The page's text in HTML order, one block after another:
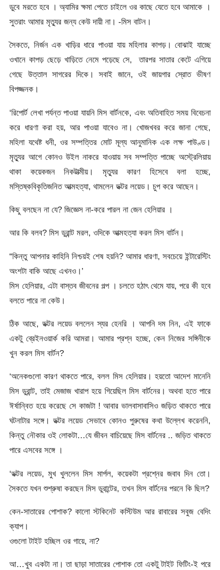
ডুবে মরতে হবে । অ্যামির ক্ষমা পেতে চাইলে ওর কাছে যেতে হবে আমাকে ।
সুতরাং আমার মৃত্যুর জন্য কেউ দায়ী না। -মিস বাটন।
সৈকতে, নির্জন এক খাড়ির ধারে পাওয়া যায় মহিলার কাপড়। বোঝাই যাচ্ছে
ওখানে কাপড় ছেড়ে খাড়িতে নেমে পড়েছে সে, তারপর সাতার কেটে এগিয়ে
গেছে উত্তাল সাগরের দিকে। সবাই জানে, ওই জায়গার স্রোত ভীষণ
বিপজ্জনক।
‘রিপোর্ট লেখা পর্যন্ত পাওয়া যায়নি মিস বার্টনকে, এবং অতিবাহিত সময় বিবেচনা
করে ধারণা করা হয়, আর পাওয়া যাবেও না। খোজখবর করে জানা গেছে,
মহিলা যথেষ্ট ধনী, ওর সম্পত্তির মোট মূল্য আনুমানিক এক লক্ষ পাউণ্ড।
মৃত্যুর আগে কোনও উইল নাকরে যাওয়ায় সব সম্পত্তি পাচ্ছে অস্ট্রেলিয়ায়
থাকা কয়েকজন নিকটাত্মীয়। মৃত্যুর কারণ হিসেবে বলা হচ্ছে,
মস্তিষ্কবিকৃতিজনিত আত্মহত্যা, থামলেন ডক্টর লয়েড। চুপ করে আছেন।
কিছু বলছেন না যে? জিজ্ঞেস না-করে পারল না জেন হেলিয়ার ।
আর কি বলব? মিস ডুরান্ট মরল, ওদিকে আত্মহত্যা করল মিস বার্টন।
“কিন্তু আপনার কাহিনি নিশ্চয়ই শেষ হয়নি? আমার ধারণা, সবচেয়ে ইন্টারেস্টিং
অংশটা বাকি আছে এখনও।’
মিস হেলিয়ার, এটা বাস্তব জীবনের গল্প । চলতে হঠাৎ থেমে যায়, পরে কী হবে
বলতে পারে না কেউ।
ঠিক আছে, ডক্টর লয়েড বললেন স্যর হেনরি । আপনি দম নিন, এই ফাকে
একটু ব্রেইনওয়ার্ক করি আমরা। আমার প্রশ্ন হচ্ছে, কেন নিজের সঙ্গিনীকে
খুন করল মিস বার্টন?
‘অনেকগুলো কারণ থাকতে পারে, বলল মিস হেলিয়ার। হয়তো আদেশ মানেনি
মিস ডুরান্ট, তাই মেজাজ খারাপ হয়ে গিয়েছিল মিস বার্টনের। অথবা হতে পারে
ঈর্ষান্বিত হয়ে করেছে সে কাজটা ! আবার ভালবাসাবাসিও জড়িত থাকতে পারে
ঘটনাটার সঙ্গে। ডক্টর লয়েড সেভাবে কোনও পুরুষের কথা উল্লেখ করেননি,
কিন্তু নৌকার ওই লোকটা…যে জীবন বাচিয়েছে মিস বার্টনের .. জড়িত থাকতে
পারে এসবের সঙ্গে ।
‘ডক্টর লয়েড, মুখ খুললেন মিস মার্পল, কয়েকটা প্রশ্নের জবাব দিন তো।
সৈকতে যখন শুশ্রুষা করছেন মিস ডুরান্টের, তখন মিস বার্টনের পরনে কি ছিল?
কেন-সাতারের পোশাক? কালো স্টকিনেট কস্টিউম আর রাবারের সবুজ বেদিং
ক্যাপ।
ওগুলো টাইট হচ্ছিল ওর গায়ে, না?
আ…খুব একটা না। তা ছাড়া সাতারের পোশাক তো একটু টাইট ফিটিং-ই পরে